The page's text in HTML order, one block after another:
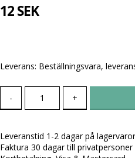
12 SEK
Leverans: Beställningsvara,
- +
Leveranstid 1-2 dagar på lagervaror
Faktura 30 dagar till